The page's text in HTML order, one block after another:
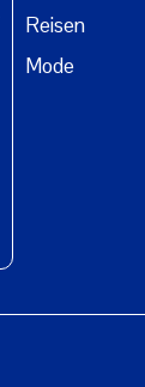
Reisen
Mode